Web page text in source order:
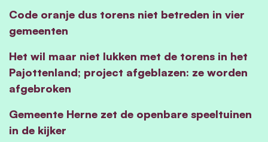
Code oranje dus torens niet betreden in vier
gemeenten
Het wil maar niet lukken met de torens in het
Pajottenland; project afgeblazen: ze worden
afgebroken
Gemeente Herne zet de openbare speeltuinen
in de kijker